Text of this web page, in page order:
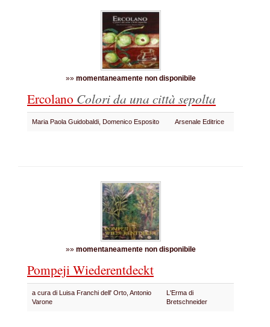
»» momentaneamente non disponibile
Ercolano Colori da una città sepolta
Maria Paola Guidobaldi, Domenico Esposito Arsenale Editrice
»» momentaneamente non disponibile
Pompeji Wiederentdeckt
a cura di Luisa Franchi dell' Orto, Antonio
Varone
L'Erma di
Bretschneider